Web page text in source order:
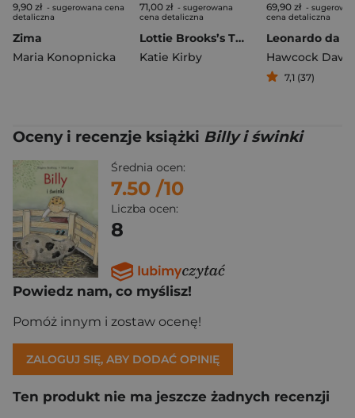
9,90 zł - sugerowana cena
detaliczna
Zima
Maria Konopnicka
71,00 zł - sugerowana
cena detaliczna
Lottie Brooks’s Twelve Disasters of Christmas
Katie Kirby
69,90 zł -
cena detaliczna
Leonardo da
Hawcock David
7,1 (37)
Oceny i recenzje książki Billy i świnki
Średnia ocen:
7.50 /10
Liczba ocen:
8
Powiedz nam, co myślisz!
Pomóż innym i zostaw ocenę!
ZALOGUJ SIĘ, ABY DODAĆ OPINIĘ
Ten produkt nie ma jeszcze żadnych recenzji